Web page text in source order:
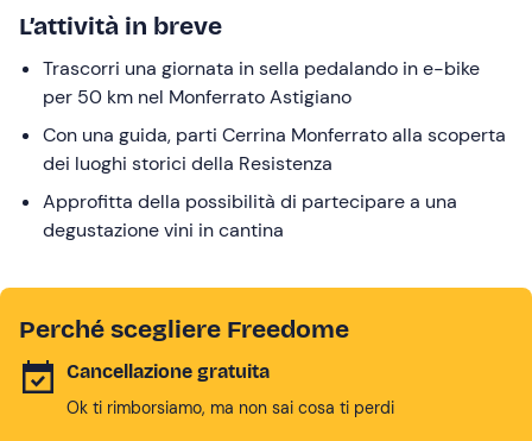
the
keyboard
shortcuts
changing
dates.
L’attività in breve
Trascorri una giornata in sella pedalando in e-bike
per 50 km nel Monferrato Astigiano
Con una guida, parti Cerrina Monferrato alla scoperta
dei luoghi storici della Resistenza
Approfitta della possibilità di partecipare a una
degustazione vini in cantina
Perché scegliere Freedome
Cancellazione gratuita
Ok ti rimborsiamo, ma non sai cosa ti perdi